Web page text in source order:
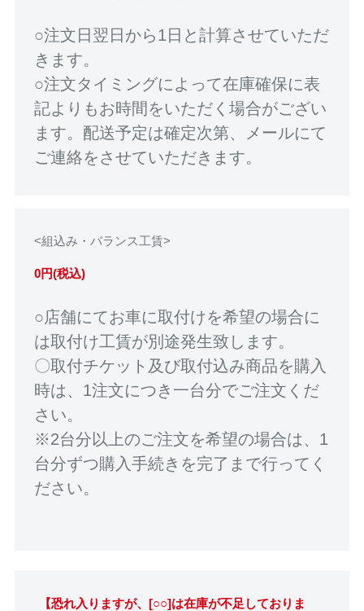
○注文日翌日から1日と計算させていただ
きます。
○注文タイミングによって在庫確保に表
記よりもお時間をいただく場合がござい
ます。配送予定は確定次第、メールにて
ご連絡をさせていただきます。
<組込み・バランス工賃>
0円(税込)
○店舗にてお車に取付けを希望の場合に
は取付け工賃が別途発生致します。
〇取付チケット及び取付込み商品を購入
時は、1注文につき一台分でご注文くだ
さい。
※2台分以上のご注文を希望の場合は、1
台分ずつ購入手続きを完了まで行ってく
ださい。
【恐れ入りますが、[○○]は在庫が不足しておりま